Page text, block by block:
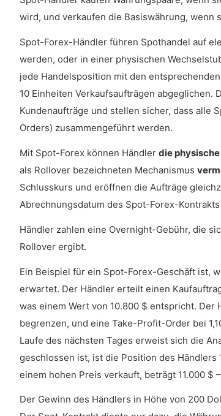
wird, und verkaufen die Basiswährung, wenn
Spot-Forex-Händler führen Spothandel auf
werden, oder in einer physischen
jede Handelsposition mit den
10 Einheiten Verkaufsaufträgen
Kundenaufträge und stellen sicher, dass alle
Orders) zusammengeführt werden.
Mit Spot-Forex können Händler die
als Rollover bezeichneten Mechanismus
Schlusskurs und eröffnen die Aufträge
Abrechnungsdatum des Spot-Forex-
Händler zahlen eine Overnight-Gebühr, die
Rollover ergibt.
Ein Beispiel für ein Spot-Forex-Geschäft ist,
erwartet. Der Händler erteilt einen
was einem Wert von 10.800 $ entspricht.
begrenzen, und eine Take-Profit-Order bei
Laufe des nächsten Tages erweist sich die
geschlossen ist, ist die Position des
einem hohen Preis verkauft, beträgt 11.000 $
Der Gewinn des Händlers in Höhe von 200